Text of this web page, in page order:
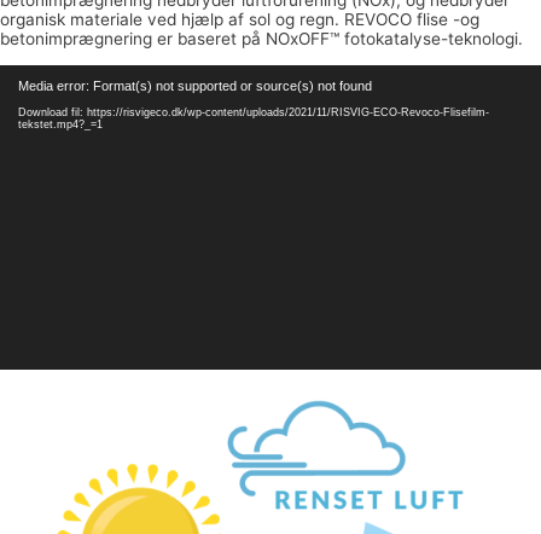
organisk materiale ved hjælp af sol og regn. REVOCO flise -og
betonimprægnering er baseret på NOx­OFF™ fotokatalyse-teknologi.
Media error: Format(s) not supported or source(s) not found
Download fil: https://risvigeco.dk/wp-content/uploads/2021/11/RISVIG-ECO-Revoco-Flisefilm-
tekstet.mp4?_=1